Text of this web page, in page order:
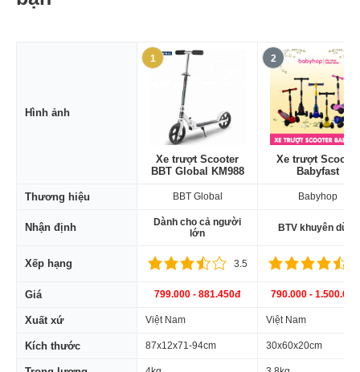
Hình ảnh
1
Xe trượt Scooter
BBT Global KM988
2
Xe trượt Scooter
Babyfast
Thương hiệu BBT Global Babyhop
Nhận định
Dành cho cả người
lớn
BTV khuyên dùng
Xếp hạng 3.5
Giá 799.000 - 881.450đ 790.000 -
Xuất xứ Việt Nam Việt Nam
Kích thước 87x12x71-94cm 30x60x20cm